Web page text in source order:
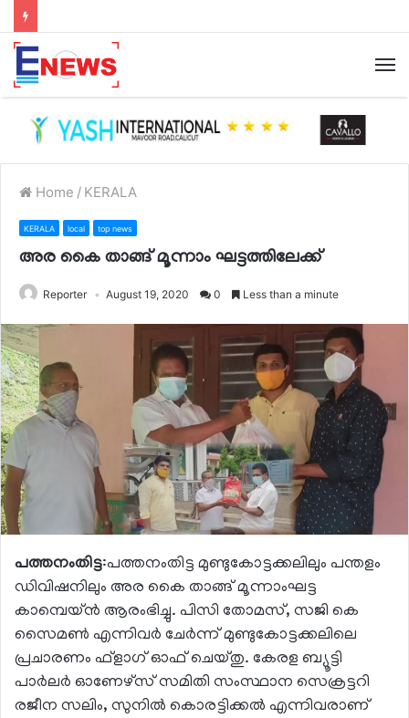
Home / KERALA
KERALA local top news
അര കൈ താങ്ങ് മൂന്നാം ഘട്ടത്തിലേക്ക്
Reporter August 19, 2020 0 Less than a minute
പത്തനംതിട്ട:പത്തനംതിട്ട മുണ്ടുകോട്ടക്കലിലും പന്തളം
ഡിവിഷനിലും അര കൈ താങ്ങ് മൂന്നാംഘട്ട
കാമ്പെയ്ന്‍ ആരംഭിച്ചു. പിസി തോമസ്, സജി കെ
സൈമണ്‍ എന്നിവര്‍ ചേര്‍ന്ന് മുണ്ടുകോട്ടക്കലിലെ
പ്രചാരണം ഫ്‌ളാഗ് ഓഫ് ചെയ്തു. കേരള ബ്യൂട്ടി
പാര്‍ലര്‍ ഓണേഴ്‌സ് സമിതി സംസ്ഥാന സെക്രട്ടറി
രജീന സലിം, സുനില്‍ കൊരട്ടിക്കല്‍ എന്നിവരാണ്